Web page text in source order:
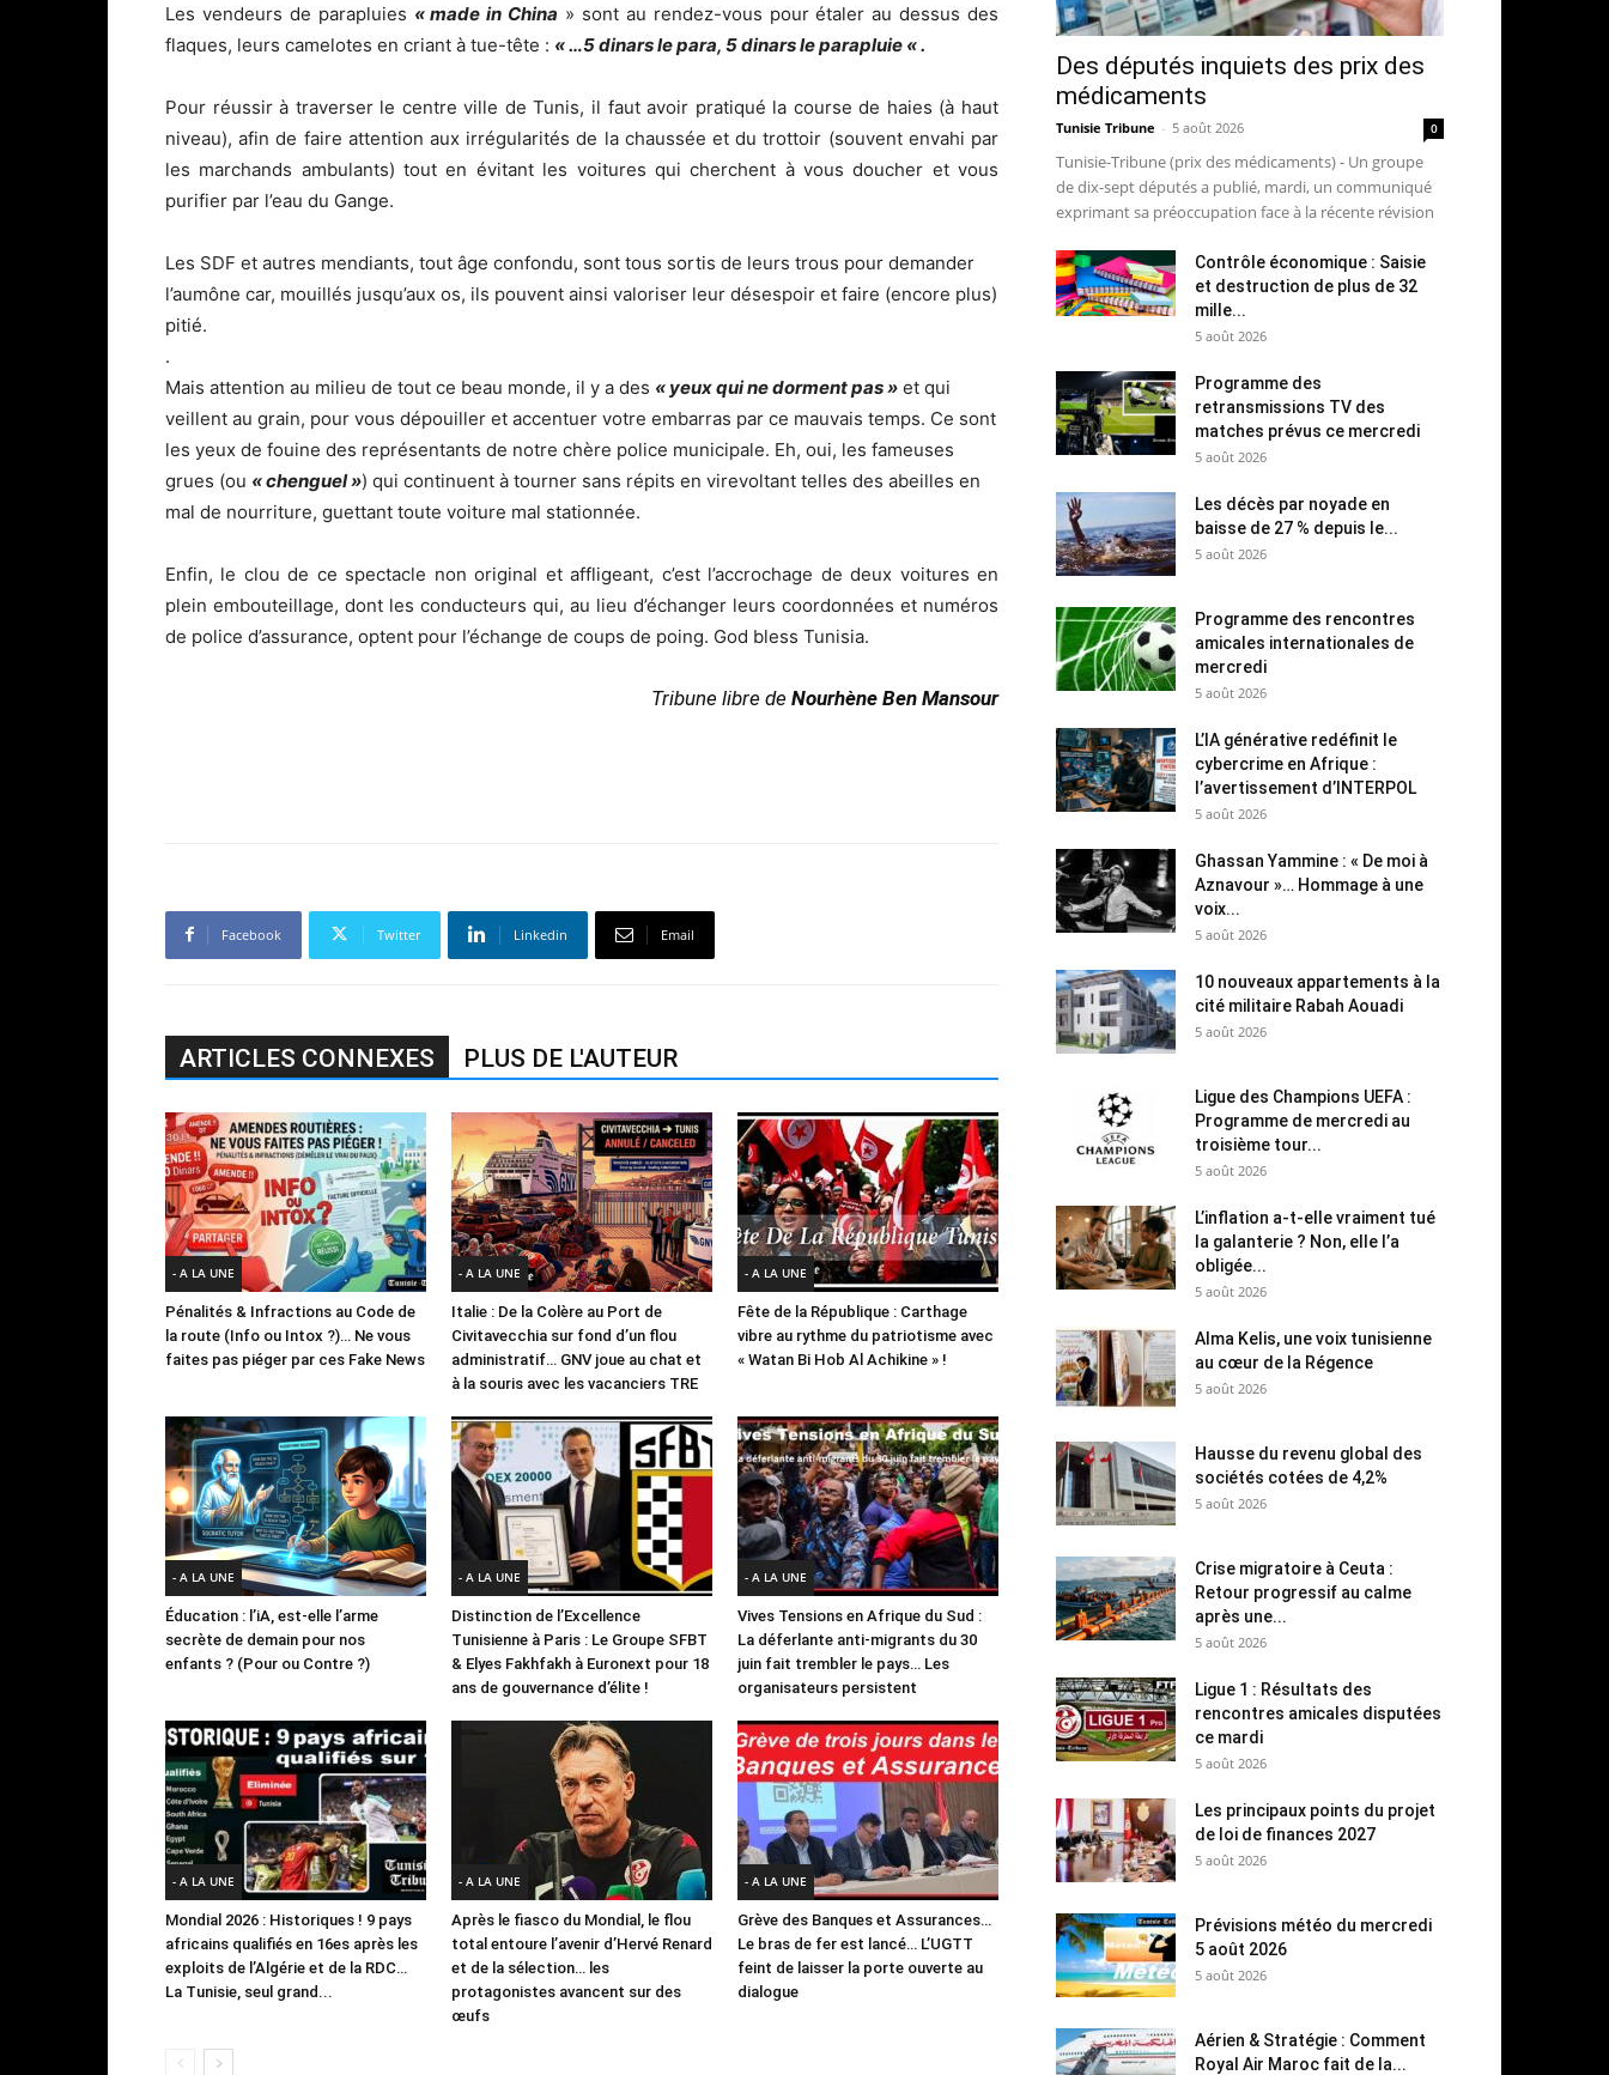
Les vendeurs de parapluies « made in China » sont au rendez-vous pour étaler au dessus des
flaques, leurs camelotes en criant à tue-tête : «…5 dinarsle para, 5 dinarsle parapluie « .
Pour réussir à traverser le centre ville de Tunis, il faut avoir pratiqué la course de haies (à haut
niveau), afin de faire attention aux irrégularités de la chaussée et du trottoir (souvent envahi par
les marchands ambulants) tout en évitant les voitures qui cherchent à vous doucher et vous
purifier par l’eau du Gange.
Les SDF et autres mendiants, tout âge confondu, sont tous sortis de leurs trous pour demander
l’aumône car, mouillés jusqu’aux os, ils pouvent ainsi valoriser leur désespoir et faire (encore plus)
pitié.
.
Mais attention au milieu de tout ce beau monde, il y a des « yeux qui ne dorment pas » et qui
veillent au grain, pour vous dépouiller et accentuer votre embarras par ce mauvais temps. Ce sont
les yeux de fouine des représentants de notre chère police municipale. Eh, oui, les fameuses
grues (ou « chenguel ») qui continuent à tourner sans répits en virevoltant telles des abeilles en
mal de nourriture, guettant toute voiture mal stationnée.
Enfin, le clou de ce spectacle non original et affligeant, c’est l’accrochage de deux voitures en
plein embouteillage, dont les conducteurs qui, au lieu d’échanger leurs coordonnées et numéros
de police d’assurance, optent pour l’échange de coups de poing. God bless Tunisia.
Tribune libre de Nourhène Ben Mansour
Facebook Twitter Linkedin Email
ARTICLES CONNEXES PLUS DE L'AUTEUR
- A LA UNE
Pénalités & Infractions au Code de
la route (Info ou Intox ?)… Ne vous
faites pas piéger par ces Fake News
- A LA UNE
Italie : De la Colère au Port de
Civitavecchia sur fond d’un flou
administratif… GNV joue au chat et
à la souris avec les vacanciers TRE
- A LA UNE
Fête de la République : Carthage
vibre au rythme du patriotisme avec
« Watan Bi Hob Al Achikine » !
- A LA UNE
Éducation : l’iA, est-elle l’arme
secrète de demain pour nos
enfants ? (Pour ou Contre ?)
- A LA UNE
Distinction de l’Excellence
Tunisienne à Paris : Le Groupe SFBT
& Elyes Fakhfakh à Euronext pour 18
ans de gouvernance d’élite !
- A LA UNE
Vives Tensions en Afrique du Sud :
La déferlante anti-migrants du 30
juin fait trembler le pays… Les
organisateurs persistent
- A LA UNE
Mondial 2026 : Historiques ! 9 pays
africains qualifiés en 16es après les
exploits de l’Algérie et de la RDC…
La Tunisie, seul grand...
- A LA UNE
Après le fiasco du Mondial, le flou
total entoure l’avenir d’Hervé Renard
et de la sélection… les
protagonistes avancent sur des
œufs
- A LA UNE
Grève des Banques et Assurances…
Le bras de fer est lancé… L’UGTT
feint de laisser la porte ouverte au
dialogue
Des députés inquiets des prix des
médicaments
Tunisie Tribune - 5 août 2026 0
Tunisie-Tribune (prix des médicaments) - Un groupe
de dix-sept députés a publié, mardi, un communiqué
exprimant sa préoccupation face à la récente révision
Contrôle économique : Saisie
et destruction de plus de 32
mille...
5 août 2026
Programme des
retransmissions TV des
matches prévus ce mercredi
5 août 2026
Les décès par noyade en
baisse de 27 % depuis le...
5 août 2026
Programme des rencontres
amicales internationales de
mercredi
5 août 2026
L’IA générative redéfinit le
cybercrime en Afrique :
l’avertissement d’INTERPOL
5 août 2026
Ghassan Yammine : « De moi à
Aznavour »… Hommage à une
voix...
5 août 2026
10 nouveaux appartements à la
cité militaire Rabah Aouadi
5 août 2026
Ligue des Champions UEFA :
Programme de mercredi au
troisième tour...
5 août 2026
L’inflation a-t-elle vraiment tué
la galanterie ? Non, elle l’a
obligée...
5 août 2026
Alma Kelis, une voix tunisienne
au cœur de la Régence
5 août 2026
Hausse du revenu global des
sociétés cotées de 4,2%
5 août 2026
Crise migratoire à Ceuta :
Retour progressif au calme
après une...
5 août 2026
Ligue 1 : Résultats des
rencontres amicales disputées
ce mardi
5 août 2026
Les principaux points du projet
de loi de finances 2027
5 août 2026
Prévisions météo du mercredi
5 août 2026
5 août 2026
Aérien & Stratégie : Comment
Royal Air Maroc fait de la...